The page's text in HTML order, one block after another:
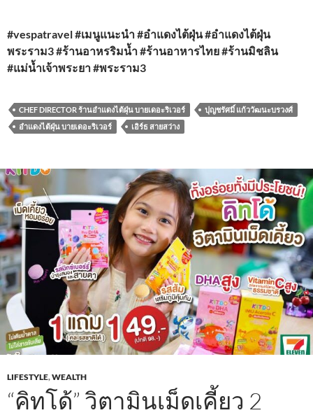
#vespatravel #เมนูแนะนำ #อำแดงไต้ฝุ่น #อำแดงไต้ฝุ่น
พระราม3 #ร้านอาหรริมน้ำ #ร้านอาหารไทย #ร้านมิชลิน
#แม่น้ำเจ้าพระยา #พระราม3
CHEF DIRECTOR ร้านอำแดงไต้ฝุ่น บายเดอะริเวอร์
ปุญชรัศมิ์ แก้ววัฒนะบรวงศ์
อำแดงไต้ฝุ่น บายเดอะริเวอร์
เอิร์ธ สายสว่าง
LIFESTYLE,WEALTH
“คิทโด้” วิตามินเม็ดเคี้ยว 2